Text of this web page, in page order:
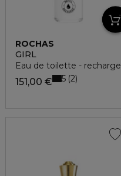
ROCHAS
GIRL
Eau de toilette - recharge
151,00 € 5 2